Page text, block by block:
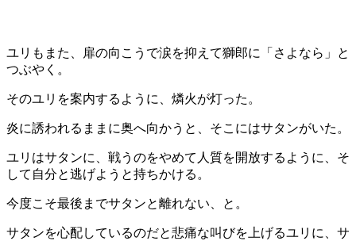
ユリもまた、扉の向こうで涙を抑えて獅郎に「さよなら」と
つぶやく。
そのユリを案内するように、燐火が灯った。
炎に誘われるままに奥へ向かうと、そこにはサタンがいた。
ユリはサタンに、戦うのをやめて人質を開放するように、そ
して自分と逃げようと持ちかける。
今度こそ最後までサタンと離れない、と。
サタンを心配しているのだと悲痛な叫びを上げるユリに、サ